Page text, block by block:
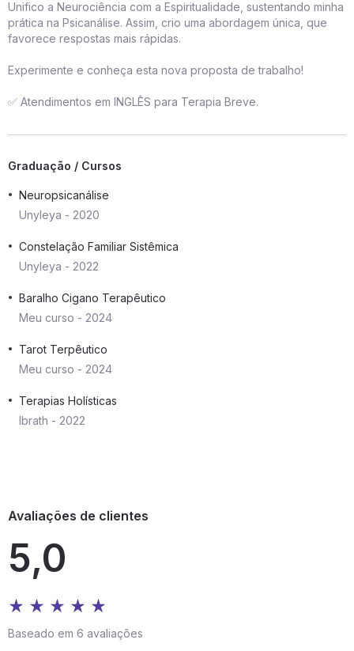
Unifico a Neurociência com a Espiritualidade, sustentando minha
prática na Psicanálise. Assim, crio uma abordagem única, que
favorece respostas mais rápidas.
Experimente e conheça esta nova proposta de trabalho!
✅ Atendimentos em INGLÊS para Terapia Breve.
Graduação / Cursos
Neuropsicanálise
Unyleya - 2020
Constelação Familiar Sistêmica
Unyleya - 2022
Baralho Cigano Terapêutico
Meu curso - 2024
Tarot Terpêutico
Meu curso - 2024
Terapias Holísticas
Ibrath - 2022
Avaliações de clientes
5,0
Baseado em 6 avaliações